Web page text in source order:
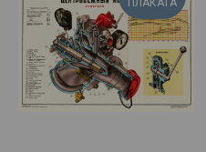
ПЛАКАТА